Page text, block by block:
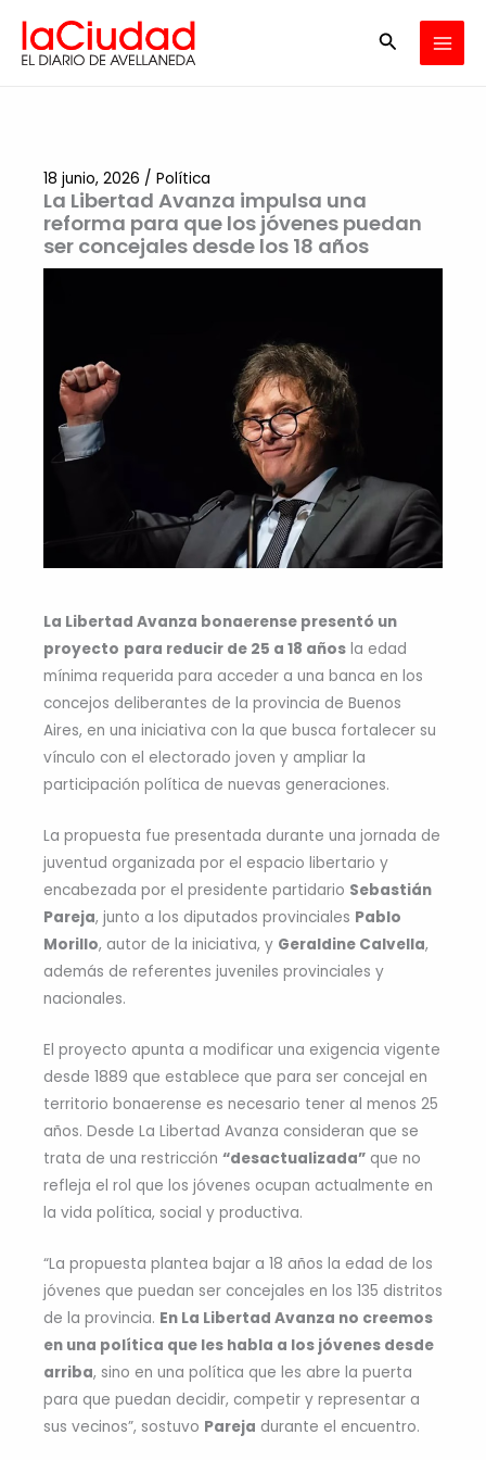
contenido
Buscar
La Libertad Avanza impulsa una
reforma para que los jóvenes puedan
ser concejales desde los 18 años
18 junio, 2026 / Política
La Libertad Avanza bonaerense presentó un
proyecto para reducir de 25 a 18 años la edad
mínima requerida para acceder a una banca en los
concejos deliberantes de la provincia de Buenos
Aires, en una iniciativa con la que busca fortalecer su
vínculo con el electorado joven y ampliar la
participación política de nuevas generaciones.
La propuesta fue presentada durante una jornada de
juventud organizada por el espacio libertario y
encabezada por el presidente partidario Sebastián
Pareja, junto a los diputados provinciales Pablo
Morillo, autor de la iniciativa, y Geraldine Calvella,
además de referentes juveniles provinciales y
nacionales.
El proyecto apunta a modificar una exigencia vigente
desde 1889 que establece que para ser concejal en
territorio bonaerense es necesario tener al menos 25
años. Desde La Libertad Avanza consideran que se
trata de una restricción “desactualizada” que no
refleja el rol que los jóvenes ocupan actualmente en
la vida política, social y productiva.
“La propuesta plantea bajar a 18 años la edad de los
jóvenes que puedan ser concejales en los 135 distritos
de la provincia. En La Libertad Avanza no creemos
en una política que les habla a los jóvenes desde
arriba, sino en una política que les abre la puerta
para que puedan decidir, competir y representar a
sus vecinos”, sostuvo Pareja durante el encuentro.